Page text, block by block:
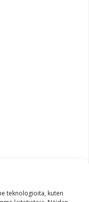
teknologioita, kuten